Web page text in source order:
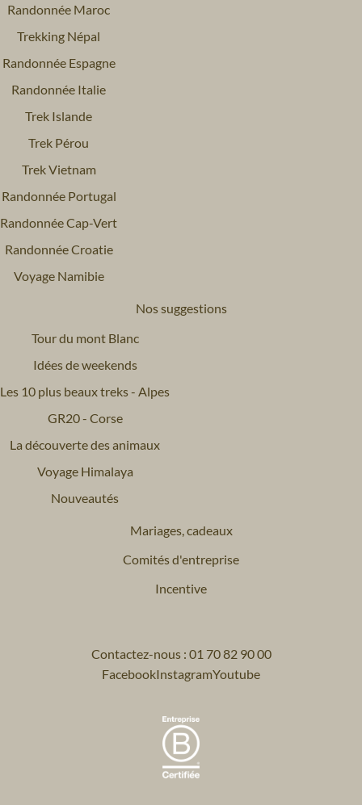
Randonnée Maroc
Trekking Népal
Randonnée Espagne
Randonnée Italie
Trek Islande
Trek Pérou
Trek Vietnam
Randonnée Portugal
Randonnée Cap-Vert
Randonnée Croatie
Voyage Namibie
Nos suggestions
Tour du mont Blanc
Idées de weekends
Les 10 plus beaux treks - Alpes
GR20 - Corse
La découverte des animaux
Voyage Himalaya
Nouveautés
Mariages, cadeaux
Comités d'entreprise
Incentive
Contactez-nous : 01 70 82 90 00
FacebookInstagramYoutube